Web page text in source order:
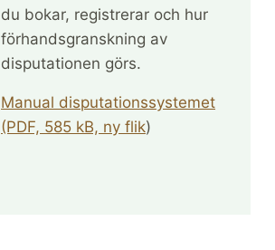
du bokar, registrerar och hur
förhandsgranskning av
disputationen görs.
Manual disputationssystemet
(PDF, 585 kB, ny flik)